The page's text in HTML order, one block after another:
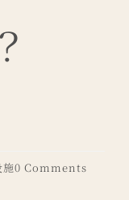
0 Comments